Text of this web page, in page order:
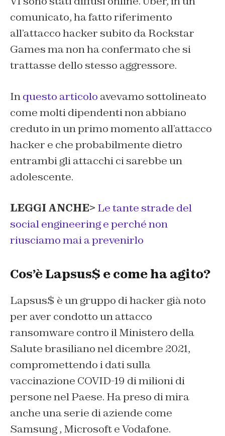
comunicato, ha fatto riferimento
all’attacco hacker subito da Rockstar
Games ma non ha confermato che si
trattasse dello stesso aggressore.
Inquesto articolo avevamo sottolineato
come molti dipendenti non abbiano
creduto in un primo momento all’attacco
hacker e che probabilmente dietro
entrambi gli attacchi ci sarebbe un
adolescente.
LEGGI ANCHE> Le tante strade del
social engineering e perché non
riusciamo mai a prevenirlo
Cos’è Lapsus$ e come ha agito?
Lapsus$ è un gruppo di hacker già noto
per aver condotto un attacco
ransomware contro il Ministero della
Salute brasiliano nel dicembre 2021,
compromettendo i dati sulla
vaccinazione COVID-19 di milioni di
persone nel Paese. Ha preso di mira
anche una serie di aziende come
Samsung , Microsoft e Vodafone.